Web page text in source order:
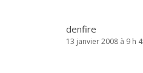
denfire
13 janvier 2008 à 9 h